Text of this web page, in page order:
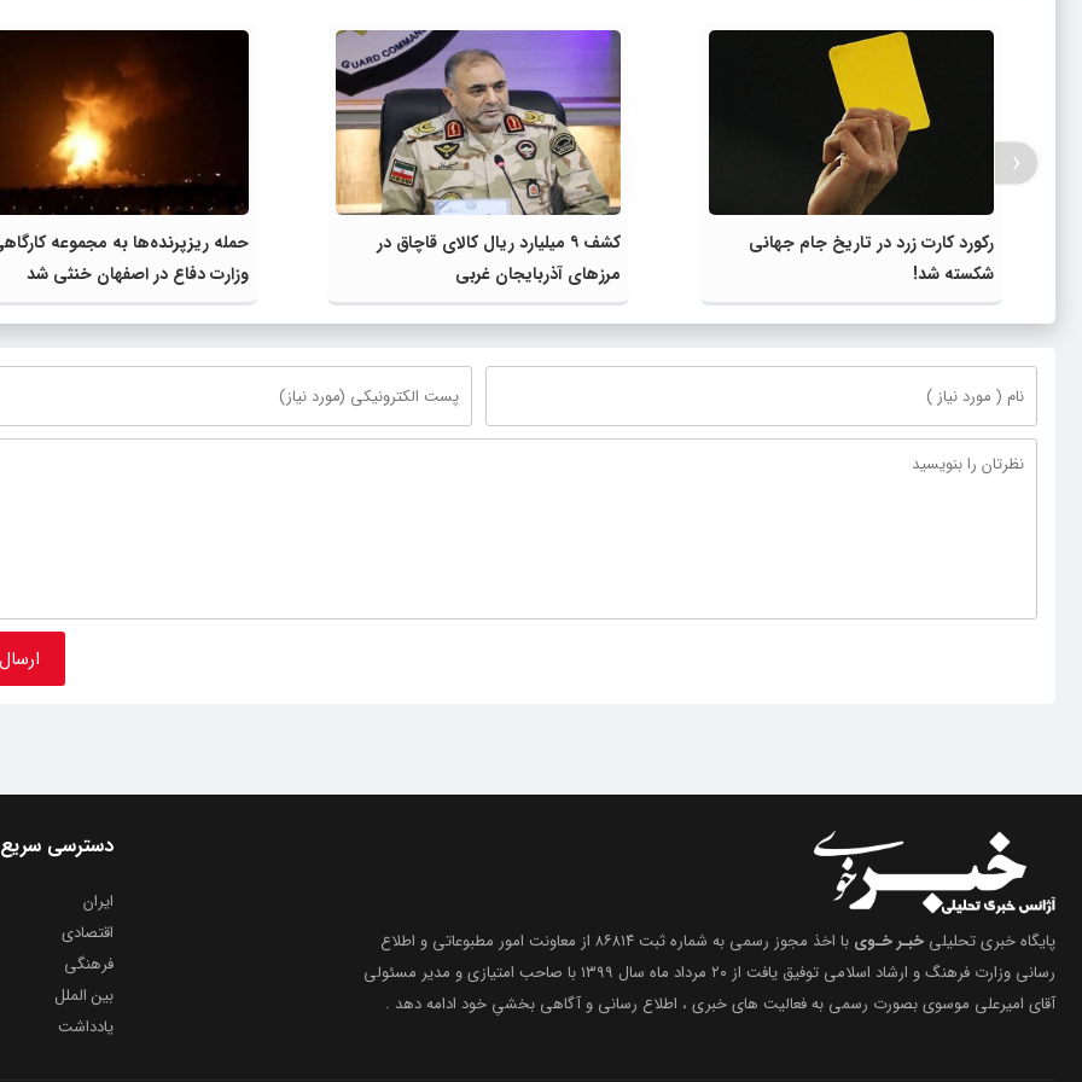
رکورد کارت زرد در تاریخ جام جهانی
شکسته شد!
کشف ۹ میلیارد ریال کالای قاچاق در
مرز‌های آذربایجان غربی
حمله ریزپرنده‌ها به مجموعه
وزارت دفاع در اصفهان خنثی شد
‹
پایگاه خبری تحلیلی خبـر خـوی
با اخذ مجوز رسمی به شماره ثبت ۸۶۸۱۴ از معاونت امور مطبوعاتی و اطلاع
رسانی وزارت فرهنگ و ارشاد اسلامی توفیق یافت از ۲۰ مرداد ماه سال ۱۳۹۹ با صاحب امتیازی و مدیر مسئولی
آقای امیرعلی موسوی بصورت رسمی به فعالیت های خبری ، اطلاع رسانی و آگاهی بخشیِ خود ادامه دهد .
دسترسی سریع
ایران
اقتصادی
فرهنگی
بین الملل
یادداشت